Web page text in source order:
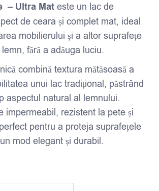
139,00 lei
până
la
219,00 lei
– Ultra Mat este un lac de
de ceara și complet mat, ideal
mobilierului și a altor suprafețe
fără a adăuga luciu.
combină textura mătăsoasă a
unui lac tradițional, păstrând
aspectul natural al lemnului.
impermeabil, rezistent la pete și
pentru a proteja suprafețele
mod elegant și durabil.